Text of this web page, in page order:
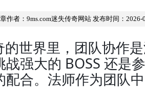
作者：9ms.com迷失传奇网站 发布时间：2026-
的世界里，团队协作
战强大的 BOSS 还是
配合。法师作为团队